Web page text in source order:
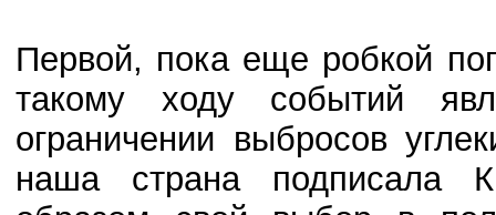
Первой, пока еще робкой
такому ходу событий
ограничении выбросов
наша страна подписала